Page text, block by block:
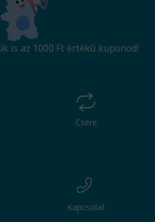
is az 1000 Ft értékű kuponod!
Csere
Kapcsolat